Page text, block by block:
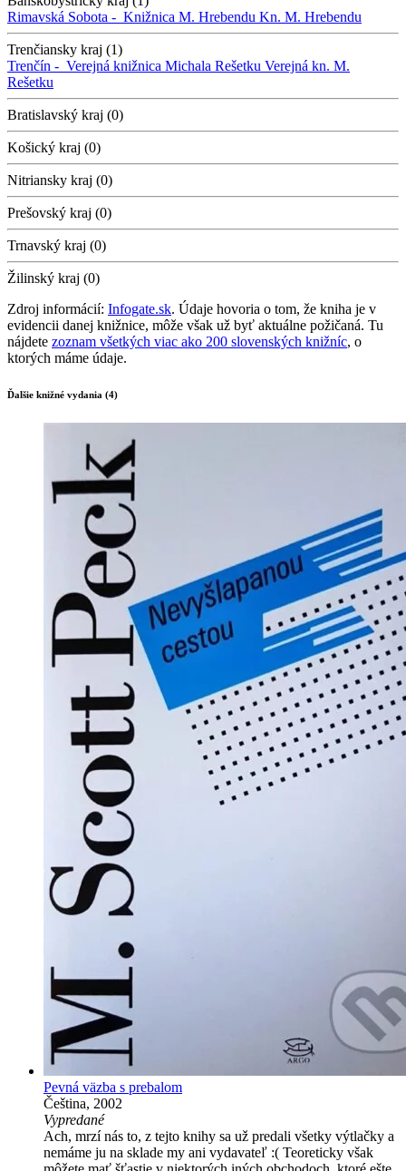
Rimavská Sobota - Knižnica M. Hrebendu Kn. M. Hrebendu
Trenčiansky kraj (1)
Trenčín - Verejná knižnica Michala Rešetku Verejná kn. M.
Rešetku
Bratislavský kraj (0)
Košický kraj (0)
Nitriansky kraj (0)
Prešovský kraj (0)
Trnavský kraj (0)
Žilinský kraj (0)
Zdroj informácií: Infogate.sk. Údaje hovoria o tom, že kniha je v
evidencii danej knižnice, môže však už byť aktuálne požičaná. Tu
nájdete zoznam všetkých viac ako 200 slovenských knižníc, o
ktorých máme údaje.
Ďalšie knižné vydania (4)
Pevná väzba s prebalom
Čeština, 2002
Vypredané
Ach, mrzí nás to, z tejto knihy sa už predali všetky výtlačky a
nemáme ju na sklade my ani vydavateľ :( Teoreticky však